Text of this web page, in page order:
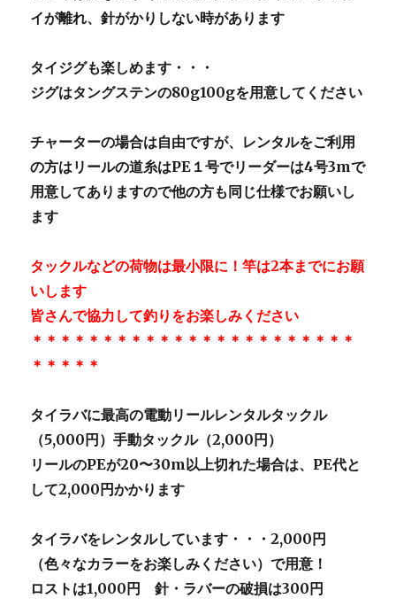
イが離れ、針がかりしない時があります
タイジグも楽しめます・・・
ジグはタングステンの80g100gを用意してください
チャーターの場合は自由ですが、レンタルをご利用
の方はリールの道糸はPE１号でリーダーは4号3mで
用意してありますので他の方も同じ仕様でお願いし
ます
タックルなどの荷物は最小限に！竿は2本までにお願
いします
皆さんで協力して釣りをお楽しみください
＊＊＊＊＊＊＊＊＊＊＊＊＊＊＊＊＊＊＊＊＊＊＊
＊＊＊＊＊
タイラバに最高の電動リールレンタルタックル
（5,000円）手動タックル（2,000円）
リールのPEが20〜30m以上切れた場合は、PE代と
して2,000円かかります
タイラバをレンタルしています・・・2,000円
（色々なカラーをお楽しみください）で用意！
ロストは1,000円 針・ラバーの破損は300円